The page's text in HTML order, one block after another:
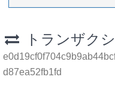
トランザク
d87ea52fb1fd